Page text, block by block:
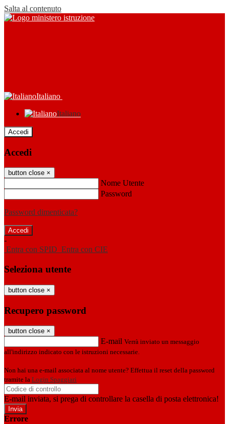
Salta al contenuto
Italiano
Italiano
Accedi
Accedi
button close ×
Nome Utente
Password
Password dimenticata?
-
Entra con SPID Entra con CIE
Seleziona utente
button close ×
Recupero password
button close ×
E-mail Verrà inviato un messaggio
all'indirizzo indicato con le istruzioni necessarie.
Non hai una e-mail associata al nome utente? Effettua il reset della password
tramite la Login Spaggiari
E-mail inviata, si prega di controllare la casella di posta elettronica!
Errore